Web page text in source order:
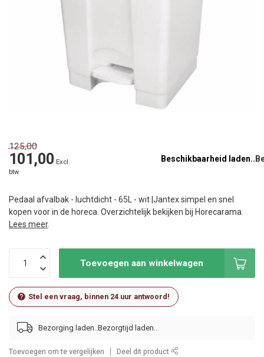
125,00
101,00 Excl.
btw
Beschikbaarheid laden..
Pedaal afvalbak - luchtdicht - 65L - wit |Jantex simpel en snel
kopen voor in de horeca. Overzichtelijk bekijken bij Horecarama.
Lees meer.
Toevoegen aan winkelwagen
Stel een vraag, binnen 24 uur antwoord!
Bezorging laden..
Toevoegen om te vergelijken Deel dit product